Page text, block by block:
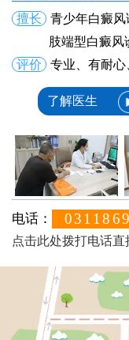
擅长
青少年白癜风
肢端型白癜风
评价
专业、有耐心
了解医生
电话：
点击此处拨打电话直